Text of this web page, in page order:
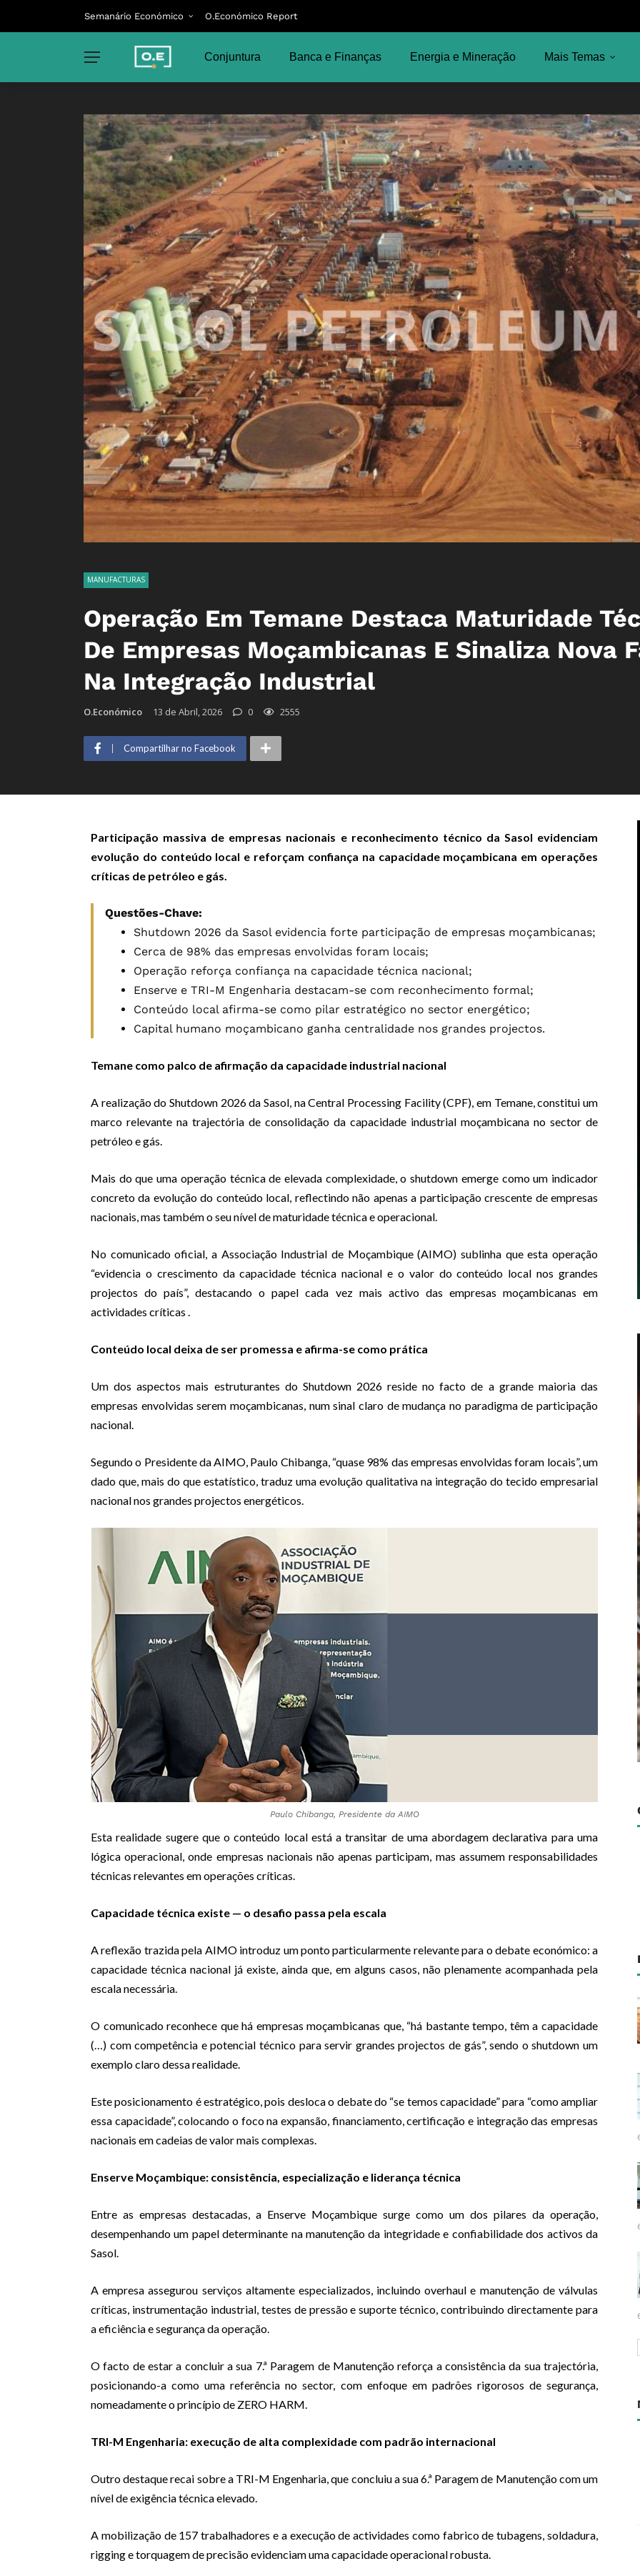
Semanário Económico O.Económico Report
Conjuntura Banca e Finanças Energia e Mineração Mais Temas
MANUFACTURAS
Operação Em Temane Destaca Maturidade
De Empresas Moçambicanas E Sinaliza Nova
Na Integração Industrial
O.Económico 13 de Abril, 2026 0 2555
Compartilhar no Facebook
Participação massiva de empresas nacionais e reconhecimento técnico da Sasol evidenciam
evolução do conteúdo local e reforçam confiança na capacidade moçambicana em operações
críticas de petróleo e gás.
Questões-Chave:
Shutdown 2026 da Sasol evidencia forte participação de empresas moçambicanas;
Cerca de 98% das empresas envolvidas foram locais;
Operação reforça confiança na capacidade técnica nacional;
Enserve e TRI-M Engenharia destacam-se com reconhecimento formal;
Conteúdo local afirma-se como pilar estratégico no sector energético;
Capital humano moçambicano ganha centralidade nos grandes projectos.
Temane como palco de afirmação da capacidade industrial nacional
A realização do Shutdown 2026 da Sasol, na Central Processing Facility (CPF), em Temane, constitui um
marco relevante na trajectória de consolidação da capacidade industrial moçambicana no sector de
petróleo e gás.
Mais do que uma operação técnica de elevada complexidade, o shutdown emerge como um indicador
concreto da evolução do conteúdo local, reflectindo não apenas a participação crescente de empresas
nacionais, mas também o seu nível de maturidade técnica e operacional.
No comunicado oficial, a Associação Industrial de Moçambique (AIMO) sublinha que esta operação
“evidencia o crescimento da capacidade técnica nacional e o valor do conteúdo local nos grandes
projectos do país”, destacando o papel cada vez mais activo das empresas moçambicanas em
actividades críticas .
Conteúdo local deixa de ser promessa e afirma-se como prática
Um dos aspectos mais estruturantes do Shutdown 2026 reside no facto de a grande maioria das
empresas envolvidas serem moçambicanas, num sinal claro de mudança no paradigma de participação
nacional.
Segundo o Presidente da AIMO, Paulo Chibanga, “quase 98% das empresas envolvidas foram locais”, um
dado que, mais do que estatístico, traduz uma evolução qualitativa na integração do tecido empresarial
nacional nos grandes projectos energéticos.
Paulo Chibanga, Presidente da AIMO
Esta realidade sugere que o conteúdo local está a transitar de uma abordagem declarativa para uma
lógica operacional, onde empresas nacionais não apenas participam, mas assumem responsabilidades
técnicas relevantes em operações críticas.
Capacidade técnica existe — o desafio passa pela escala
A reflexão trazida pela AIMO introduz um ponto particularmente relevante para o debate económico: a
capacidade técnica nacional já existe, ainda que, em alguns casos, não plenamente acompanhada pela
escala necessária.
O comunicado reconhece que há empresas moçambicanas que, “há bastante tempo, têm a capacidade
(…) com competência e potencial técnico para servir grandes projectos de gás”, sendo o shutdown um
exemplo claro dessa realidade.
Este posicionamento é estratégico, pois desloca o debate do “se temos capacidade” para “como ampliar
essa capacidade”, colocando o foco na expansão, financiamento, certificação e integração das empresas
nacionais em cadeias de valor mais complexas.
Enserve Moçambique: consistência, especialização e liderança técnica
Entre as empresas destacadas, a Enserve Moçambique surge como um dos pilares da operação,
desempenhando um papel determinante na manutenção da integridade e confiabilidade dos activos da
Sasol.
A empresa assegurou serviços altamente especializados, incluindo overhaul e manutenção de válvulas
críticas, instrumentação industrial, testes de pressão e suporte técnico, contribuindo directamente para
a eficiência e segurança da operação.
O facto de estar a concluir a sua 7.ª Paragem de Manutenção reforça a consistência da sua trajectória,
posicionando-a como uma referência no sector, com enfoque em padrões rigorosos de segurança,
nomeadamente o princípio de ZERO HARM.
TRI-M Engenharia: execução de alta complexidade com padrão internacional
Outro destaque recai sobre a TRI-M Engenharia, que concluiu a sua 6.ª Paragem de Manutenção com um
nível de exigência técnica elevado.
A mobilização de 157 trabalhadores e a execução de actividades como fabrico de tubagens, soldadura,
rigging e torquagem de precisão evidenciam uma capacidade operacional robusta.